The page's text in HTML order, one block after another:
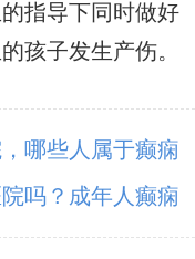
指导下同时做好
孩子发生产伤。
哪些人属于癫痫
吗？成年人癫痫